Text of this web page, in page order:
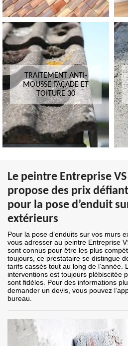
TRAITEMENT ANTI-
MOUSSE FAÇADE ET
TOITURE 30
Le peintre Entreprise
propose des prix
pour la pose d’enduit
extérieurs
Pour la pose d’enduits sur vos murs
vous adresser au peintre Entreprise
sont connus pour être les plus
toujours, ce prestataire se distingue
tarifs cassés tout au long de l’année.
interventions est toujours plébiscitée
sont fidèles. Pour des informations
demander un devis, vous pouvez
bureau.